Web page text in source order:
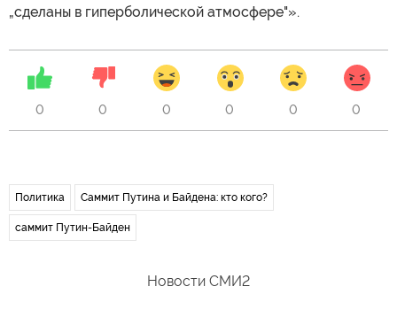
„сделаны в гиперболической атмосфере"».
0 0 0 0 0 0
Политика Саммит Путина и Байдена: кто кого?
саммит Путин-Байден
Новости СМИ2